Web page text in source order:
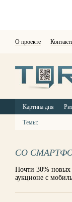
О проекте
Картина дня
Темы:
СО
Почти 30% новых
аукционе с